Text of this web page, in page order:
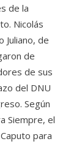
de la
Nicolás
Juliano, de
de
de sus
del DNU
Según
Siempre, el
para